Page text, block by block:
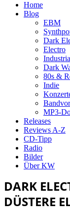
Home
Blog
EBM
Dark
Electro
Dark
80s &
Indie
MP3-
Releases
Reviews A-Z
CD-Tipp
Radio
Bilder
Über KW
DARK
DÜSTERE